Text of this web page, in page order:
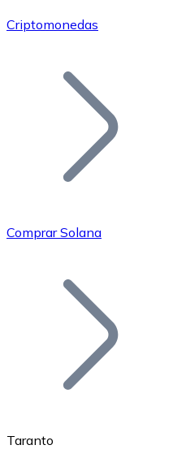
Únete a nuestra red de
Añade tu proyecto a
Bitcoin
Criptomonedas
Comprar Solana
Taranto